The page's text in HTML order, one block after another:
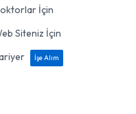
İçin
Siteniz İçin
İşe Alım